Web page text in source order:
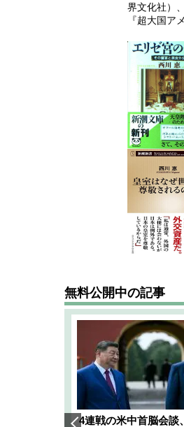
界文化社）
『超大国ア
無料公開中の記事
4連戦の米中首脳会談